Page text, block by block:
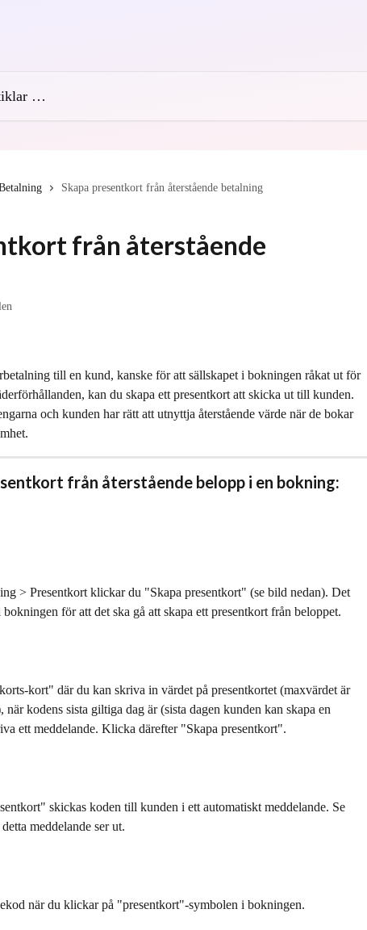
Skapa presentkort från återstående betalning
från återstående
till en kund, kanske för att sällskapet i bokningen råkat ut för
kan du skapa ett presentkort att skicka ut till kunden.
och kunden har rätt att utnyttja återstående värde när de bokar
från återstående belopp i en bokning:
> Presentkort klickar du "Skapa presentkort" (se bild nedan). Det
för att det ska gå att skapa ett presentkort från beloppet.
kort" där du kan skriva in värdet på presentkortet (maxvärdet är
kodens sista giltiga dag är (sista dagen kunden kan skapa en
ett meddelande. Klicka därefter "Skapa presentkort".
skickas koden till kunden i ett automatiskt meddelande. Se
meddelande ser ut.
när du klickar på "presentkort"-symbolen i bokningen.